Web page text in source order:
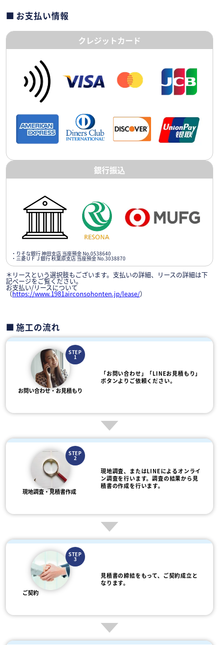
お支払い情報
クレジットカード
銀行振込
・りそな銀行 神田支店 当座預金 No.0538640
・三菱ＵＦＪ銀行 秋葉原支店 当座預金 No.3038870
＊リースという選択肢もございます。支払いの詳細、リースの詳細は下
記ページをご覧ください。
お支払い/リースについて
（https://www.1981airconsohonten.jp/lease/）
施工の流れ
STEP
1
お問い合わせ・お見積もり
「お問い合わせ」「LINEお見積もり」
ボタンよりご依頼ください。
STEP
2
現地調査・見積書作成
現地調査、またはLINEによるオンライ
ン調査を行います。調査の結果から見
積書の作成を行います。
STEP
3
ご契約
見積書の締結をもって、ご契約成立と
なります。